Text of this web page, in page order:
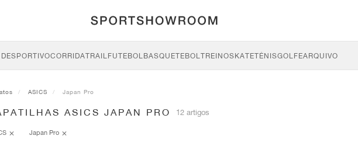
CORRIDATRAILFUTEBOLBASQUETEBOLTREINOSKATETÉNISGOLFEARQUIVO
ASICS Japan Pro
ASICS JAPAN PRO 12 artigos
Japan Pro